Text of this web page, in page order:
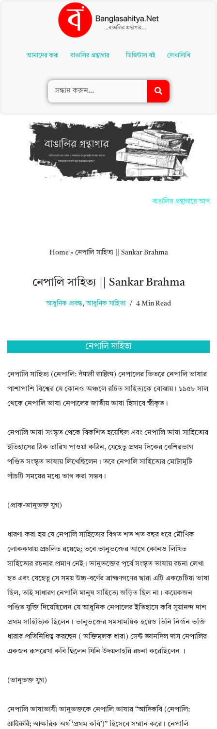
Contentআমাদের কথা বাঙালির গ্রন্থাগার ডিজিটাল বই লেখালিখি
বাঙালির গ্রন্থাগারে
Home» নেপালি সাহিত্য || Sankar Brahma
নেপালি সাহিত্য || Sankar Brahma
আধুনিক প্রবন্ধ, আধুনিক সাহিত্য 4 Min Read
নেপালি সাহিত্য
নেপালি সাহিত্য (নেপালি: नेपाली साहित्य) নেপালের ভিতরে নেপালি ভাষার
পাশাপাশি বিশ্বের যে কোনও অঞ্চলে রচিত সাহিত্যকে বোঝায়। ১৯৫৮ সাল
থেকে নেপালি ভাষা নেপালের জাতীয় ভাষা হিসাবে স্বীকৃত।
নেপালি ভাষা সংস্কৃত থেকে বিকশিত হয়েছিল এবং নেপালি ভাষা সাহিত্যের
ইতিহাসের ঠিক তারিখ পাওয়া কঠিন, যেহেতু প্রথম দিকের বেশিরভাগ
পণ্ডিত সংস্কৃত ভাষায় লিখেছিলেন। তবে নেপালি সাহিত্যের মোটামুটি
পাঁচটি সময়ের মধ্যে ভাগ করা সম্ভব।
(প্রাক-ভানুভক্ত যুগ)
ধারণা করা হয় যে নেপালি সাহিত্যের বিগত শত শত বছর ধরে মৌখিক
লোককথায় প্রচলিত রয়েছে; তবে ভানুভক্তের আগে কোনও লিখিত
সাহিত্যের রচনার প্রমাণ নেই। ভানুভক্তের পূর্বে সংস্কৃত ভাষায় রচনা লেখা
হত এবং যেহেতু সে সময় উচ্চ-বর্ণের ব্রাহ্মণগণের দ্বারা এটি একচেটিয়া ভাষা
ছিল, তাই সাধারণ নেপালি মানুষ সাহিত্যে জড়িত ছিল না। কয়েকজন
পণ্ডিত যুক্তি দিয়েছিলেন যে আধুনিক নেপালের ইতিহাসে কবি সুয়ানন্দ দাশ
প্রথম সাহিত্যিক ছিলেন। ভানুভক্তের সমসাময়িক হয়েও তিনি নির্গুন ভক্তি
ধারার প্রতিনিধিত্ব করছেন ( ভক্তিমূলক ধারা) সেন্ট জ্ঞানদিল দাস নেপালির
একজন রূপরেখা কবি ছিলেন যিনি উদয়লাহরি রচনা করেছিলেন ।
(ভানুভক্ত যুগ)
নেপালি ভাষাভাষী ভানুভক্তকে নেপালি ভাষার “আদিকবি (নেপালি:
आदिकवि; আক্ষরিক অর্থ ‘প্রথম কবি’)” হিসেবে সম্মান করে। নেপালি